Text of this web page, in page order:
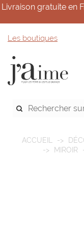
Livraison gratuite en
Les boutiques
ACCUEIL
MIROIR